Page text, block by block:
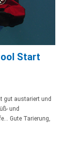
Start
gut austariert und
und
Gute Tarierung,